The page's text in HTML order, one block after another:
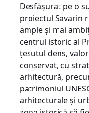
Desfășurat pe o
proiectul Savarin
ample și mai
centrul istoric al
țesutul dens,
conservat, cu
arhitectură,
patrimoniul
arhitecturale și